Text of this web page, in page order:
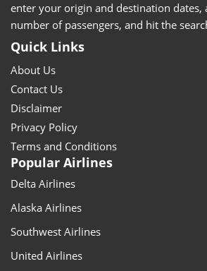
enter your origin and destination dates,
number of passengers, and hit the
Quick Links
About Us
Contact Us
Disclaimer
Privacy Policy
Terms and Conditions
Popular Airlines
Delta Airlines
Alaska Airlines
Southwest Airlines
United Airlines